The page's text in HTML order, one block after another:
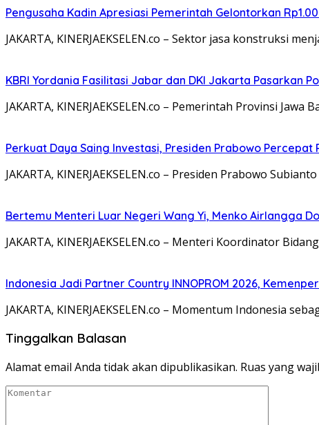
Pengusaha Kadin Apresiasi Pemerintah Gelontorkan
JAKARTA, KINERJAEKSELEN.co – Sektor jasa konstruksi
KBRI Yordania Fasilitasi Jabar dan DKI Jakarta Pasarkan
JAKARTA, KINERJAEKSELEN.co – Pemerintah Provinsi
Perkuat Daya Saing Investasi, Presiden Prabowo Percepat
JAKARTA, KINERJAEKSELEN.co – Presiden Prabowo
Bertemu Menteri Luar Negeri Wang Yi, Menko Airlangga
JAKARTA, KINERJAEKSELEN.co – Menteri Koordinator
Indonesia Jadi Partner Country INNOPROM 2026,
JAKARTA, KINERJAEKSELEN.co – Momentum Indonesia
Tinggalkan Balasan
Alamat email Anda tidak akan dipublikasikan. Ruas yang